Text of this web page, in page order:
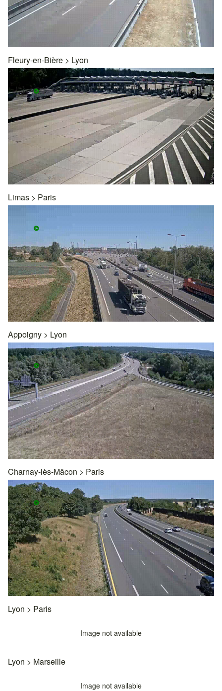
Fleury-en-Bière > Lyon
Limas > Paris
Appoigny > Lyon
Charnay-lès-Mâcon > Paris
Lyon > Paris
Image not available
Lyon > Marseille
Image not available